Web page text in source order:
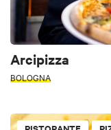
Arcipizza
BOLOGNA